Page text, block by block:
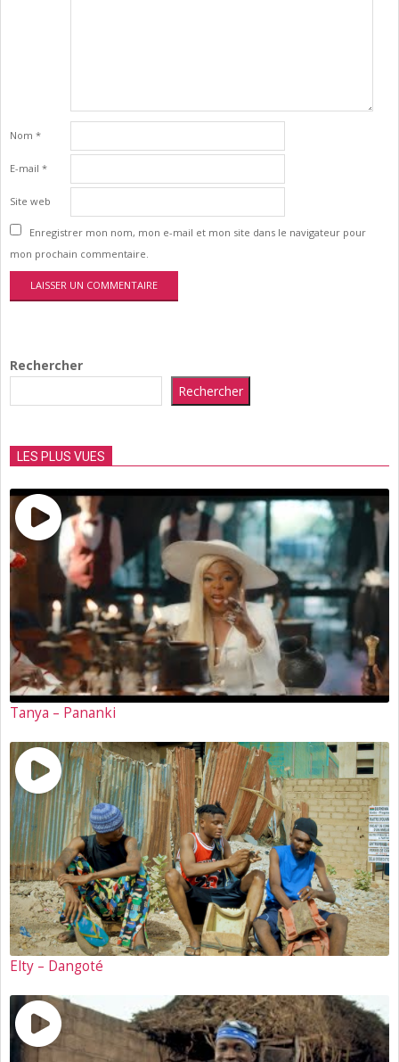
Nom *
E-mail *
Site web
Enregistrer mon nom, mon e-mail et mon site dans le navigateur pour
mon prochain commentaire.
Rechercher
Rechercher
LES PLUS VUES
Tanya – Pananki
Elty – Dangoté